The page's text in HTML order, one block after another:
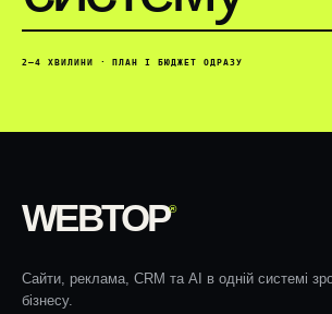
2–4 ХВИЛИНИ · ПЛАН І БЮДЖЕТ ОДРАЗУ
WEBTOP®
Сайти, реклама, CRM та AI в одній системі
бізнесу.